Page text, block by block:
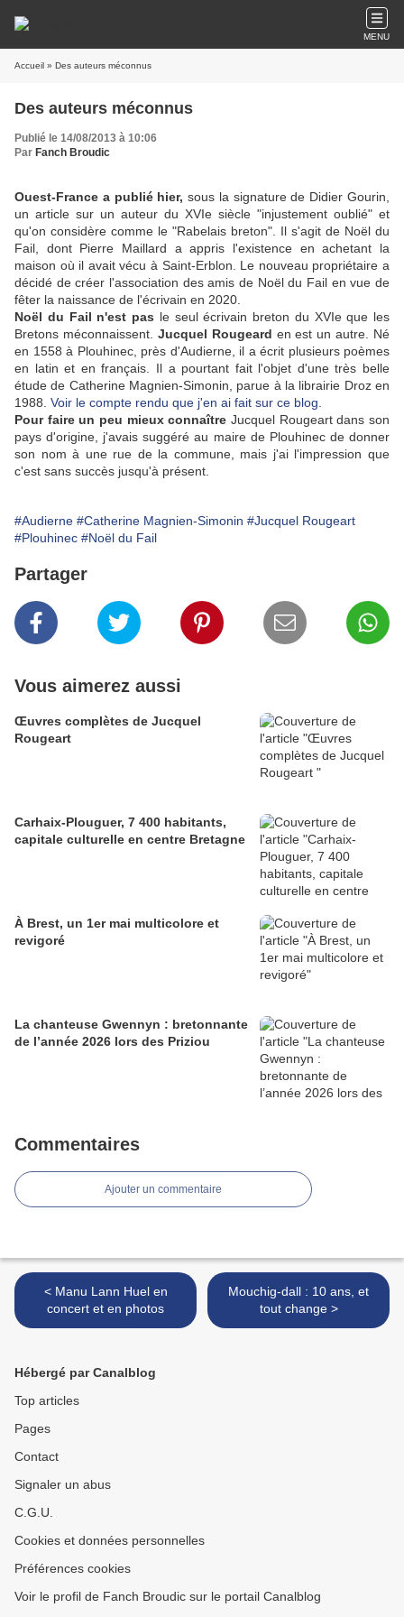
MENU
Accueil » Des auteurs méconnus
Des auteurs méconnus
Publié le 14/08/2013 à 10:06
Par Fanch Broudic
Ouest-France a publié hier, sous la signature de Didier Gourin,
un article sur un auteur du XVIe siècle "injustement oublié" et
qu'on considère comme le "Rabelais breton". Il s'agit de Noël du
Fail, dont Pierre Maillard a appris l'existence en achetant la
maison où il avait vécu à Saint-Erblon. Le nouveau propriétaire a
décidé de créer l'association des amis de Noël du Fail en vue de
fêter la naissance de l'écrivain en 2020.
Noël du Fail n'est pas le seul écrivain breton du XVIe que les
Bretons méconnaissent. Jucquel Rougeard en est un autre. Né
en 1558 à Plouhinec, près d'Audierne, il a écrit plusieurs poèmes
en latin et en français. Il a pourtant fait l'objet d'une très belle
étude de Catherine Magnien-Simonin, parue à la librairie Droz en
1988. Voir le compte rendu que j'en ai fait sur ce blog.
Pour faire un peu mieux connaître Jucquel Rougeart dans son
pays d'origine, j'avais suggéré au maire de Plouhinec de donner
son nom à une rue de la commune, mais j'ai l'impression que
c'est sans succès jusqu'à présent.
#Audierne #Catherine Magnien-Simonin #Jucquel Rougeart
#Plouhinec #Noël du Fail
Partager
Vous aimerez aussi
Œuvres complètes de Jucquel
Rougeart
Carhaix-Plouguer, 7 400 habitants,
capitale culturelle en centre Bretagne
À Brest, un 1er mai multicolore et
revigoré
La chanteuse Gwennyn : bretonnante
de l’année 2026 lors des Priziou
Commentaires
Ajouter un commentaire
< Manu Lann Huel en
concert et en photos
Mouchig-dall : 10 ans, et
tout change >
Hébergé par Canalblog
Top articles
Pages
Contact
Signaler un abus
C.G.U.
Cookies et données personnelles
Préférences cookies
Voir le profil de Fanch Broudic sur le portail Canalblog